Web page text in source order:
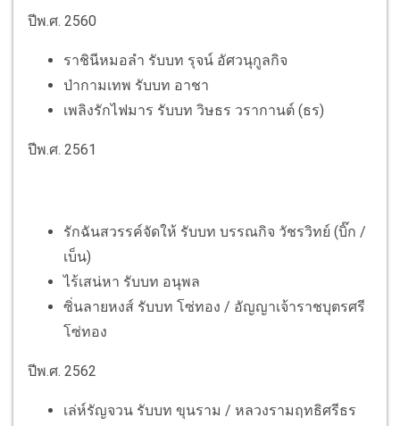
ปีพ.ศ. 2560
ราชินีหมอลำ รับบท รุจน์ อัศวนุกูลกิจ
ป่ากามเทพ รับบท อาชา
เพลิงรักไฟมาร รับบท วิษธร วรากานต์ (ธร)
ปีพ.ศ. 2561
รักฉันสวรรค์จัดให้ รับบท บรรณกิจ วัชรวิทย์ (บิ๊ก /
เบ็น)
ไร้เสน่หา รับบท อนุพล
ซิ่นลายหงส์ รับบท โซ่ทอง / อัญญาเจ้าราชบุตรศรี
โซ่ทอง
ปีพ.ศ. 2562
เล่ห์รัญจวน รับบท ขุนราม / หลวงรามฤทธิศรีธร